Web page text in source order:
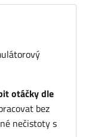
otáčky dle
bez
nečistoty s